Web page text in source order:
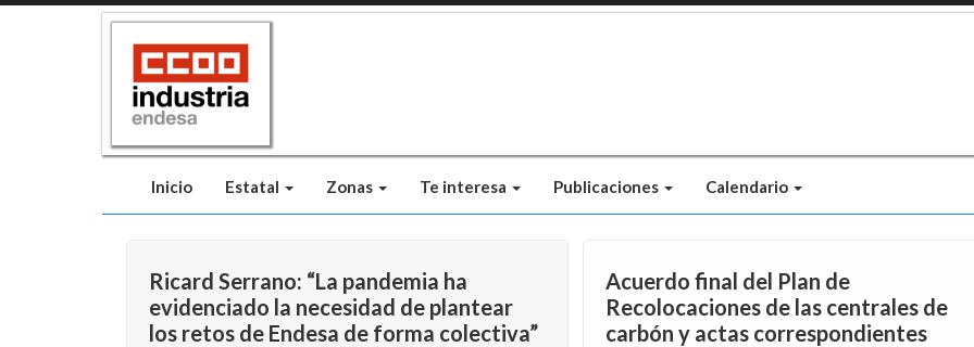
Inicio Estatal Zonas Te interesa Publicaciones Calendario
Ricard Serrano: “La pandemia ha
evidenciado la necesidad de plantear
los retos de Endesa de forma colectiva”
Acuerdo final del Plan de
Recolocaciones de las centrales de
carbón y actas correspondientes